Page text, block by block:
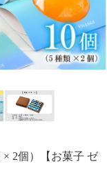
× 2個）【お菓子 ゼ